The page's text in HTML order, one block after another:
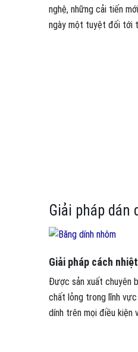
nghệ, những cải tiến
ngày một tuyệt đối tới
Giải pháp dán
Giải pháp cách
Được sản xuất chuyên
chất lỏng trong lĩnh vực
dính trên mọi điều kiện